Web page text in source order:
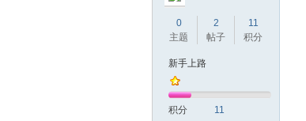
0
主题
2
帖子
11
积分
新手上路
积分 11